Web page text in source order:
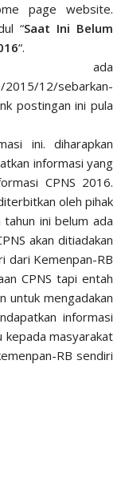
page website.
“Saat Ini Belum
“.
ada
12/sebarkan-
postingan ini pula
ini. diharapkan
informasi yang
CPNS 2016.
oleh pihak
ini belum ada
akan ditiadakan
dari Kemenpan-RB
CPNS tapi entah
untuk mengadakan
informasi
kepada masyarakat
RB sendiri